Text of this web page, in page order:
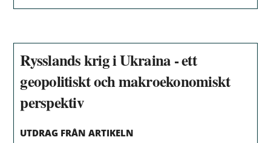
Rysslands krig i Ukraina - ett
geopolitiskt och makroekonomiskt
perspektiv
UTDRAG FRÅN ARTIKELN